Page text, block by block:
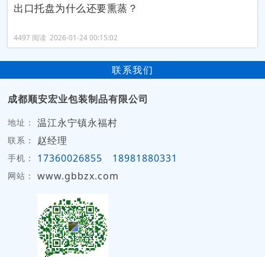
出口托盘为什么还要熏蒸？
4497 阅读 2026-01-24 00:15:02
联系我们
成都顺安宏业包装制品有限公司
地址： 温江永宁镇永福村
联系： 赵经理
手机： 17360026855 18981880331
网站： www.gbbzx.com